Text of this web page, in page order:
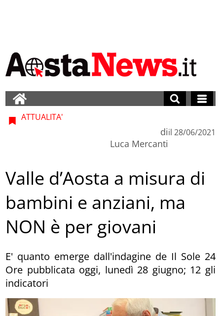
ATTUALITA'
di
Luca Mercanti
il 28/06/2021
Valle d’Aosta a misura di
bambini e anziani, ma
NON è per giovani
E' quanto emerge dall'indagine de Il Sole 24
Ore pubblicata oggi, lunedì 28 giugno; 12 gli
indicatori